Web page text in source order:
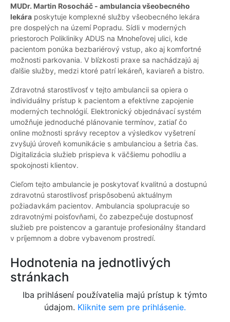
MUDr. Martin Rosocháč - ambulancia všeobecného
lekára poskytuje komplexné služby všeobecného lekára
pre dospelých na území Popradu. Sídli v moderných
priestoroch Polikliniky ADUS na Mnoheľovej ulici, kde
pacientom ponúka bezbariérový vstup, ako aj komfortné
možnosti parkovania. V blízkosti praxe sa nachádzajú aj
ďalšie služby, medzi ktoré patrí lekáreň, kaviareň a bistro.
Zdravotná starostlivosť v tejto ambulancii sa opiera o
individuálny prístup k pacientom a efektívne zapojenie
moderných technológií. Elektronický objednávací systém
umožňuje jednoduché plánovanie termínov, zatiaľ čo
online možnosti správy receptov a výsledkov vyšetrení
zvyšujú úroveň komunikácie s ambulanciou a šetria čas.
Digitalizácia služieb prispieva k väčšiemu pohodliu a
spokojnosti klientov.
Cieľom tejto ambulancie je poskytovať kvalitnú a dostupnú
zdravotnú starostlivosť prispôsobenú aktuálnym
požiadavkám pacientov. Ambulancia spolupracuje so
zdravotnými poisťovňami, čo zabezpečuje dostupnosť
služieb pre poistencov a garantuje profesionálny štandard
v príjemnom a dobre vybavenom prostredí.
Hodnotenia na jednotlivých
stránkach
Iba prihlásení používatelia majú prístup k týmto
údajom. Kliknite sem pre prihlásenie.